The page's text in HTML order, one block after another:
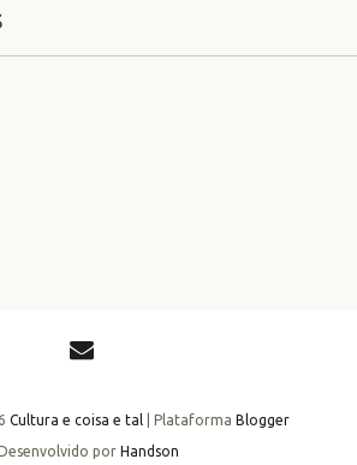
Cultura e coisa e tal| Plataforma Blogger
por Handson